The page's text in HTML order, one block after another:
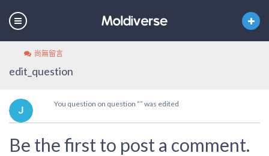
尚無留言
edit_question
You question on question “” was edited
Be the first to post a comment.